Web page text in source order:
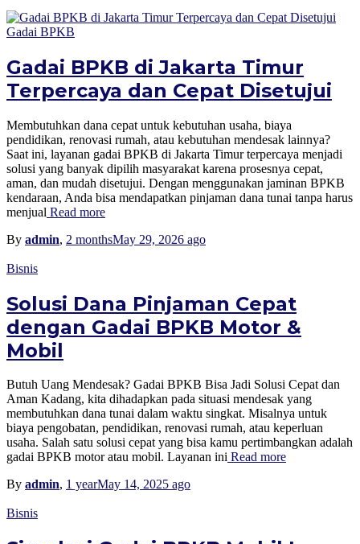
Gadai BPKB
Gadai BPKB di Jakarta Timur
Terpercaya dan Cepat Disetujui
Membutuhkan dana cepat untuk kebutuhan usaha, biaya
pendidikan, renovasi rumah, atau kebutuhan mendesak lainnya?
Saat ini, layanan gadai BPKB di Jakarta Timur terpercaya menjadi
solusi yang banyak dipilih masyarakat karena prosesnya cepat,
aman, dan mudah disetujui. Dengan menggunakan jaminan BPKB
kendaraan, Anda bisa mendapatkan pinjaman dana tunai tanpa harus
menjual Read more
By admin, 2 monthsMay 29, 2026 ago
Bisnis
Solusi Dana Pinjaman Cepat
dengan Gadai BPKB Motor &
Mobil
Butuh Uang Mendesak? Gadai BPKB Bisa Jadi Solusi Cepat dan
Aman Kadang, kita dihadapkan pada situasi mendesak yang
membutuhkan dana tunai dalam waktu singkat. Misalnya untuk
biaya pengobatan, pendidikan, renovasi rumah, atau keperluan
usaha. Salah satu solusi cepat yang bisa kamu pertimbangkan adalah
gadai BPKB motor atau mobil. Layanan ini Read more
By admin, 1 yearMay 14, 2025 ago
Bisnis